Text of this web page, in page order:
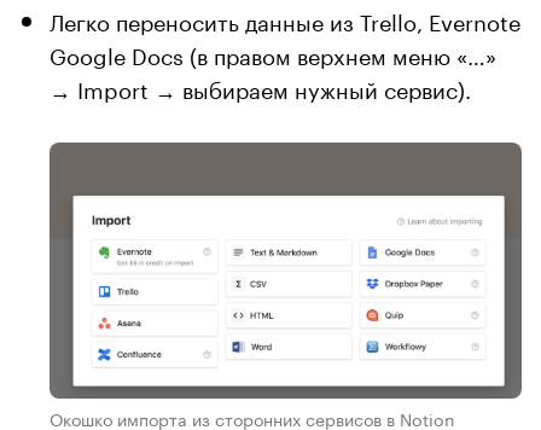
Легко переносить данные из Trello, Evernote
Google Docs (в правом верхнем меню «…»
→ Import → выбираем нужный сервис).
Окошко импорта из сторонних сервисов в Notion